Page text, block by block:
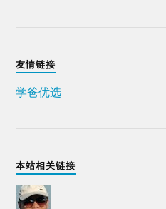
友情链接
学爸优选
本站相关链接